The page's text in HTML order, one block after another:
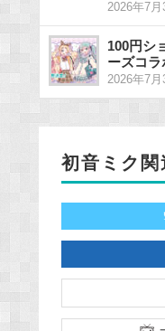
2026年7
100円シ
ーズコ
2026年7
初音ミク関